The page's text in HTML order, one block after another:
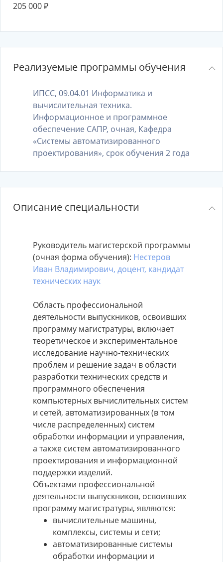
205 000₽
Реализуемые программы обучения
ИПСС, 09.04.01 Информатика и
вычислительная техника.
Информационное и программное
обеспечение САПР, очная, Кафедра
«Системы автоматизированного
проектирования», срок обучения 2 года
Описание специальности
Руководитель магистерской программы
(очная форма обучения): Нестеров
Иван Владимирович, доцент, кандидат
технических наук
Область профессиональной
деятельности выпускников, освоивших
программу магистратуры, включает
теоретическое и экспериментальное
исследование научно-технических
проблем и решение задач в области
разработки технических средств и
программного обеспечения
компьютерных вычислительных систем
и сетей, автоматизированных (в том
числе распределенных) систем
обработки информации и управления,
а также систем автоматизированного
проектирования и информационной
поддержки изделий.
Объектами профессиональной
деятельности выпускников, освоивших
программу магистратуры, являются:
вычислительные машины,
комплексы, системы и сети;
автоматизированные системы
обработки информации и